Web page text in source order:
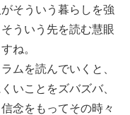
そういう暮らしを強
ういう先を読む慧眼
ね。
ムを読んでいくと、
いことをズバズバ、
念をもってその時々